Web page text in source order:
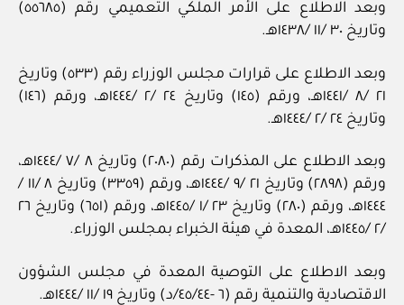
وبعد الاطلاع على الأمر الملكي التعميمي رقم (٥٥٦٨٥)
وتاريخ ٣٠ /١١ /١٤٣٨هـ.
وبعد الاطلاع على قرارات مجلس الوزراء رقم (٥٣٣) وتاريخ
٢١ /٨ /١٤٤١هـ، ورقم (١٤٥) وتاريخ ٢٤ /٢ /١٤٤٤هـ، ورقم (١٤٦)
وتاريخ ٢٤ /٢ /١٤٤٤هـ.
وبعد الاطلاع على المذكرات رقم (٢٠٨٠) وتاريخ ٨ /٧ /١٤٤٤هـ،
ورقم (٢٨٩٨) وتاريخ ٢١ /٩ /١٤٤٤هـ، ورقم (٣٣٥٩) وتاريخ ٨ /١١ /
١٤٤٤هـ، ورقم (٢٨٠) وتاريخ ٢٣ /١ /١٤٤٥هـ، ورقم (٦٥١) وتاريخ ٢٦
/٢ /١٤٤٥هـ، المعدة في هيئة الخبراء بمجلس الوزراء.
وبعد الاطلاع على التوصية المعدة في مجلس الشؤون
الاقتصادية والتنمية رقم (٦ -٤٥/٤٤/د) وتاريخ ١٩ /١١ /١٤٤٤هـ.